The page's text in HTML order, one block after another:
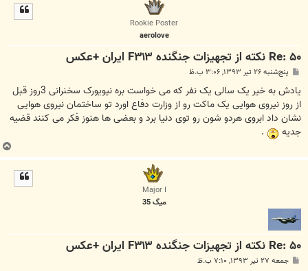
Rookie Poster
aerolove
Re: ۵۰ نکته از تجهیزات جنگنده F۳۱۳ ایران +عکس
پ
ت
پنج‌شنبه ۲۶ تیر ۱۳۹۳, ۳:۰۶ ب.ظ
یادش به خیر یک سالی یک نفر که می خواست بره نیویورک سخنرانی 3روز قبل
از روز نیروی هوایی یک ماکت رو از وزارت دفاع اورد تو ساختمان نیروی هوایی
نشان داد ابروی هردو شون رو توی دنیا برد و بعضی ها هنوز فکر می کنند قضیه
جدیه
.
ب
ا
Major I
میگ 35
Re: ۵۰ نکته از تجهیزات جنگنده F۳۱۳ ایران +عکس
پ جمعه ۲۷ تیر ۱۳۹۳, ۷:۱۰ ب.ظ